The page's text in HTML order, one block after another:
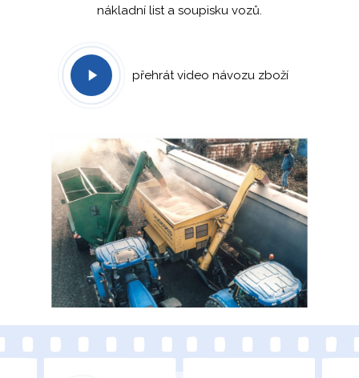
nákladní list a soupisku vozů.
přehrát video návozu zboží